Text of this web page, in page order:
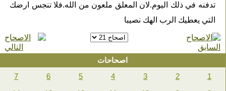
تدفنه في ذلك اليوم.لان المعلق ملعون من الله.فلا تنجس ارضك
التي يعطيك الرب الهك نصيبا
اصحاحات
1
2
3
4
5
6
7